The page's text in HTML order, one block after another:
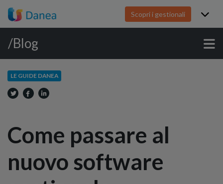
Scopri i gestionali
/Blog
LE GUIDE DANEA
Come passare al
nuovo software